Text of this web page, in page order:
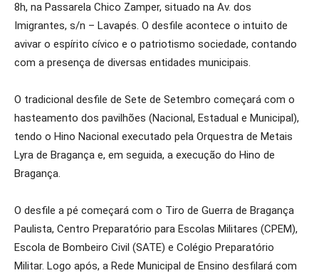
8h, na Passarela Chico Zamper, situado na Av. dos
Imigrantes, s/n – Lavapés. O desfile acontece o intuito de
avivar o espírito cívico e o patriotismo sociedade, contando
com a presença de diversas entidades municipais.
O tradicional desfile de Sete de Setembro começará com o
hasteamento dos pavilhões (Nacional, Estadual e Municipal),
tendo o Hino Nacional executado pela Orquestra de Metais
Lyra de Bragança e, em seguida, a execução do Hino de
Bragança.
O desfile a pé começará com o Tiro de Guerra de Bragança
Paulista, Centro Preparatório para Escolas Militares (CPEM),
Escola de Bombeiro Civil (SATE) e Colégio Preparatório
Militar. Logo após, a Rede Municipal de Ensino desfilará com